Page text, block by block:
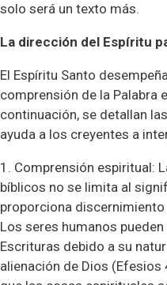
solo será un texto más.
La dirección del Espíritu
El Espíritu Santo
comprensión de la Palabra
continuación, se detallan
ayuda a los creyentes a
1. Comprensión espiritual:
bíblicos no se limita al
proporciona
Los seres humanos
Escrituras debido a su
alienación de Dios